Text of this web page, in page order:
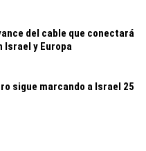
del cable que conectará
Israel y Europa
sigue marcando a Israel 25